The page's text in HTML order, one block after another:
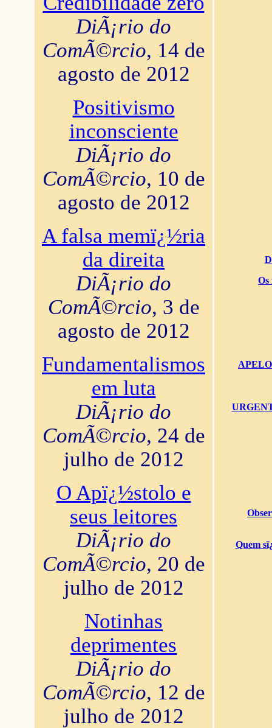
DiÃ¡rio do
ComÃ©rcio, 14 de
agosto de 2012
Positivismo
inconsciente
DiÃ¡rio do
ComÃ©rcio, 10 de
agosto de 2012
A falsa memï¿½ria
da direita
DiÃ¡rio do
ComÃ©rcio, 3 de
agosto de 2012
Fundamentalismos
em luta
DiÃ¡rio do
ComÃ©rcio, 24 de
julho de 2012
O Apï¿½stolo e
seus leitores
DiÃ¡rio do
ComÃ©rcio, 20 de
julho de 2012
Notinhas
deprimentes
DiÃ¡rio do
ComÃ©rcio, 12 de
julho de 2012
Os
Quem